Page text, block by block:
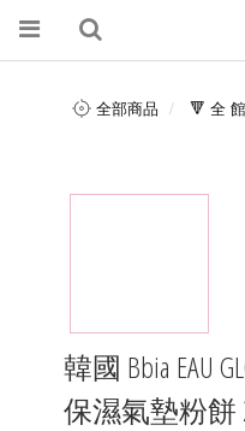
全部商品 🔻 全
韓國 Bbia EAU
保濕氣墊粉餅